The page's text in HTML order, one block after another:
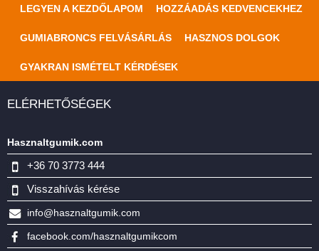
LEGYEN A KEZDŐLAPOM HOZZÁADÁS KEDVENCEKHEZ
GUMIABRONCS FELVÁSÁRLÁS HASZNOS DOLGOK
GYAKRAN ISMÉTELT KÉRDÉSEK
ELÉRHETŐSÉGEK
Hasznaltgumik.com
+36 70 3773 444
Visszahívás kérése
info@hasznaltgumik.com
facebook.com/hasznaltgumikcom